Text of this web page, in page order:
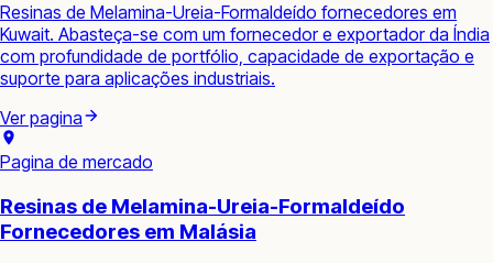
Resinas de Melamina-Ureia-Formaldeído fornecedores em
Kuwait. Abasteça-se com um fornecedor e exportador da Índia
com profundidade de portfólio, capacidade de exportação e
suporte para aplicações industriais.
Ver pagina
Pagina de mercado
Resinas de Melamina-Ureia-Formaldeído
Fornecedores em Malásia